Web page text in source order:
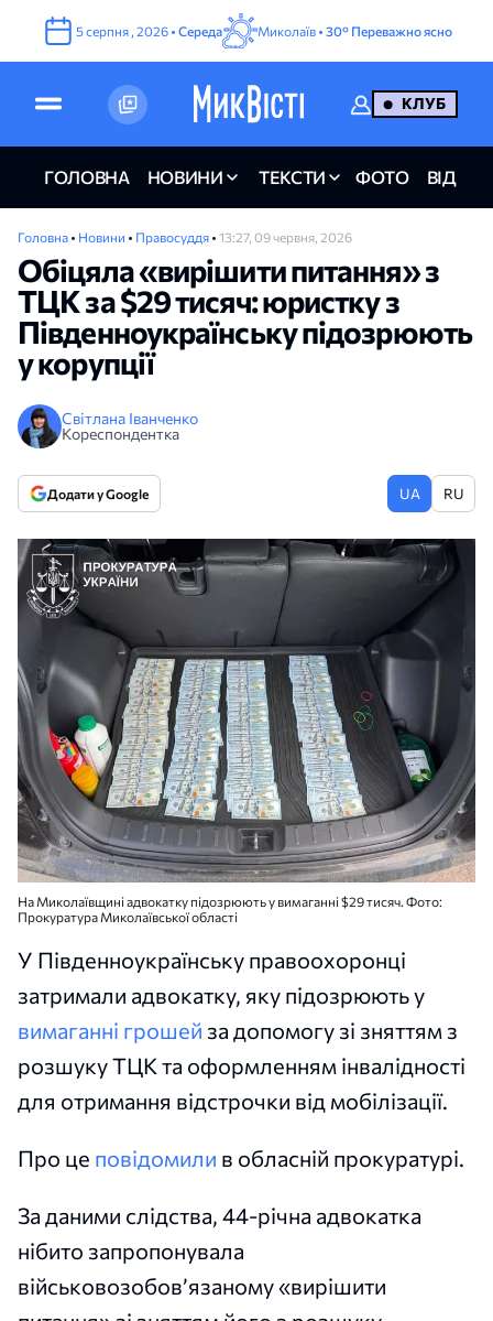
5серпня , 2026 • Середа Миколаїв • 30° Переважно ясно
КЛУБ
ГОЛОВНА НОВИНИ ТЕКСТИ ФОТО ВІДЕО
Головна • Новини • Правосуддя • 13:27, 09 червня, 2026
Обіцяла «вирішити питання» з
ТЦК за $29 тисяч: юристку з
Південноукраїнську підозрюють
у корупції
Світлана Іванченко
Кореспондентка
Додати у Google UA RU
На Миколаївщині адвокатку підозрюють у вимаганні $29 тисяч. Фото:
Прокуратура Миколаївської області
У Південноукраїнську правоохоронці
затримали адвокатку, яку підозрюють у
вимаганні грошей за допомогу зі зняттям з
розшуку ТЦК та оформленням інвалідності
для отримання відстрочки від мобілізації.
Про це повідомили в обласній прокуратурі.
За даними слідства, 44-річна адвокатка
нібито запропонувала
військовозобов’язаному «вирішити